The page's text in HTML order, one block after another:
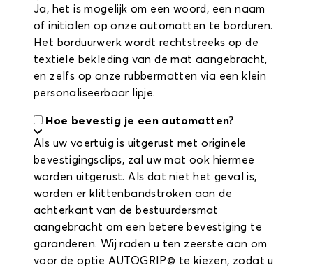
Ja, het is mogelijk om een woord, een naam
of initialen op onze automatten te borduren.
Het borduurwerk wordt rechtstreeks op de
textiele bekleding van de mat aangebracht,
en zelfs op onze rubbermatten via een klein
personaliseerbaar lipje.
Hoe bevestig je een automatten?
Als uw voertuig is uitgerust met originele
bevestigingsclips, zal uw mat ook hiermee
worden uitgerust. Als dat niet het geval is,
worden er klittenbandstroken aan de
achterkant van de bestuurdersmat
aangebracht om een betere bevestiging te
garanderen. Wij raden u ten zeerste aan om
voor de optie AUTOGRIP© te kiezen, zodat u